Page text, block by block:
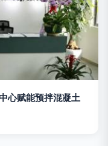
心赋能预拌混凝土